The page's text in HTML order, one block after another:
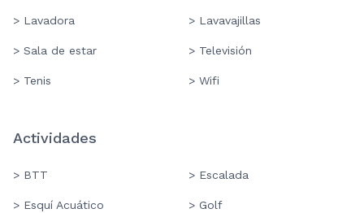
> Lavadora > Lavavajillas
> Sala de estar > Televisión
> Tenis > Wifi
Actividades
> BTT > Escalada
> Esquí Acuático > Golf